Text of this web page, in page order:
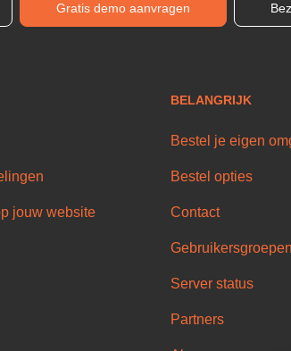
Gratis demo aanvragen
jouw website
BELANGRIJK
Bestel je eigen
Bestel opties
Contact
Gebruikersgroepen
Server status
Partners